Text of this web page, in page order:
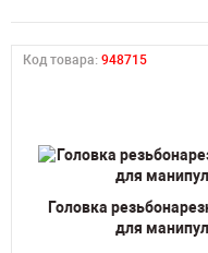
Код товара: 948715
Головка
для